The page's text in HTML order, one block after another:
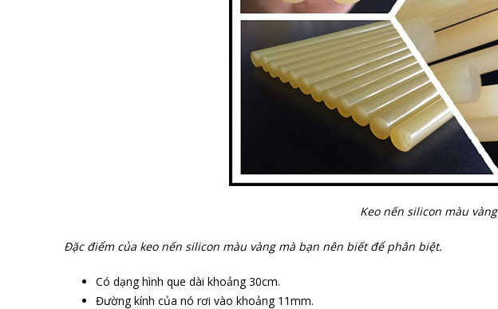
Keo nến silicon màu vàng
Đặc điểm của keo nến silicon màu vàng mà bạn nên biết để phân biệt.
Có dạng hình que dài khoảng 30cm.
Đường kính của nó rơi vào khoảng 11mm.